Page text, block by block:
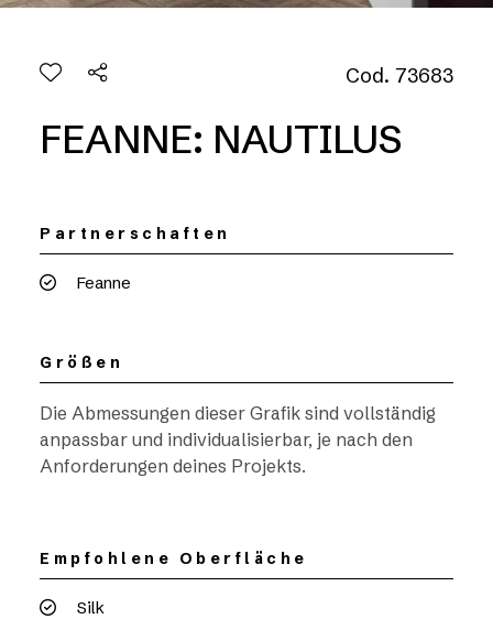
Cod. 73683
FEANNE: NAUTILUS
Partnerschaften
Feanne
Größen
Die Abmessungen dieser Grafik sind vollständig
anpassbar und individualisierbar, je nach den
Anforderungen deines Projekts.
Empfohlene Oberfläche
Silk